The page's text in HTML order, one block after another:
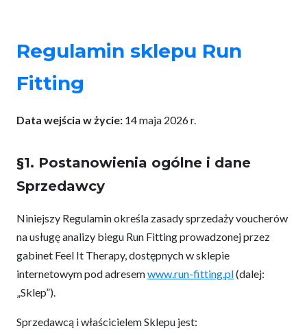
Regulamin sklepu Run
Fitting
Data wejścia w życie: 14 maja 2026 r.
§1. Postanowienia ogólne i dane
Sprzedawcy
Niniejszy Regulamin określa zasady sprzedaży voucherów
na usługę analizy biegu Run Fitting prowadzonej przez
gabinet Feel It Therapy, dostępnych w sklepie
internetowym pod adresemwww.run-fitting.pl(dalej:
„Sklep”).
Sprzedawcą i właścicielem Sklepu jest: